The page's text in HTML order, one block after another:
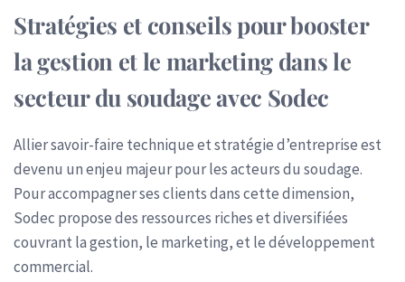
Stratégies et conseils pour booster
la gestion et le marketing dans le
secteur du soudage avec Sodec
Allier savoir-faire technique et stratégie d’entreprise est
devenu un enjeu majeur pour les acteurs du soudage.
Pour accompagner ses clients dans cette dimension,
Sodec propose des ressources riches et diversifiées
couvrant la gestion, le marketing, et le développement
commercial.